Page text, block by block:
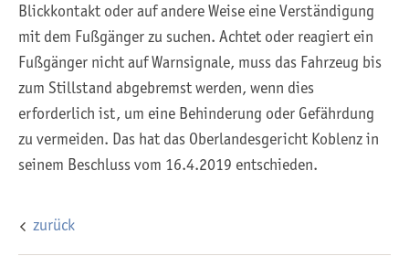
Blickkontakt oder auf andere Weise eine Verständigung
mit dem Fußgänger zu suchen. Achtet oder reagiert ein
Fußgänger nicht auf Warnsignale, muss das Fahrzeug bis
zum Stillstand abgebremst werden, wenn dies
erforderlich ist, um eine Behinderung oder Gefährdung
zu vermeiden. Das hat das Oberlandesgericht Koblenz in
seinem Beschluss vom 16.4.2019 entschieden.
zurück